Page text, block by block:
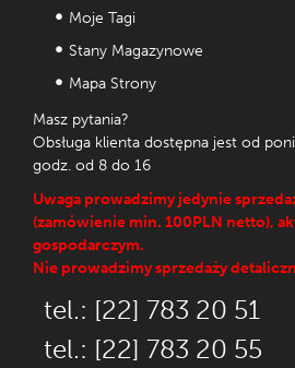
Moje Tagi
Stany Magazynowe
Mapa Strony
Masz pytania?
Obsługa klienta dostępna jest od
godz. od 8 do 16
Uwaga prowadzimy jedynie
(zamówienie min. 100PLN netto),
gospodarczym.
Nie prowadzimy sprzedaży
tel.: [22] 783 20 51
tel.: [22] 783 20 55